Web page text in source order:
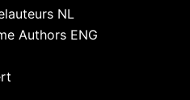
NL
Authors ENG